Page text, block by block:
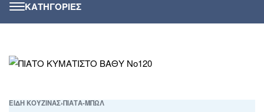
ΕΙΔΗ ΚΟΥΖΙΝΑΣ›ΠΙΑΤΑ-ΜΠΩΛ